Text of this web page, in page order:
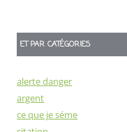
ET PAR CATÉGORIES
alerte danger
argent
ce que je séme